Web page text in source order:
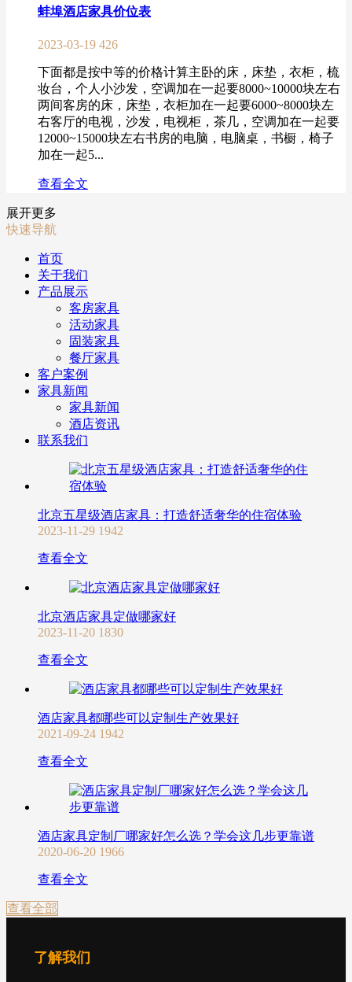
蚌埠酒店家具价位表
2023-03-19 426
下面都是按中等的价格计算主卧的床，床垫，衣柜，梳
妆台，个人小沙发，空调加在一起要8000~10000块左右
两间客房的床，床垫，衣柜加在一起要6000~8000块左
右客厅的电视，沙发，电视柜，茶几，空调加在一起要
12000~15000块左右书房的电脑，电脑桌，书橱，椅子
加在一起5...
查看全文
展开更多
快速导航
首页
关于我们
产品展示
客房家具
活动家具
固装家具
餐厅家具
客户案例
家具新闻
家具新闻
酒店资讯
联系我们
北京五星级酒店家具：打造舒适奢华的住宿体验
2023-11-29 1942
查看全文
北京酒店家具定做哪家好
2023-11-20 1830
查看全文
酒店家具都哪些可以定制生产效果好
2021-09-24 1942
查看全文
酒店家具定制厂哪家好怎么选？学会这几步更靠谱
2020-06-20 1966
查看全文
查看全部
了解我们